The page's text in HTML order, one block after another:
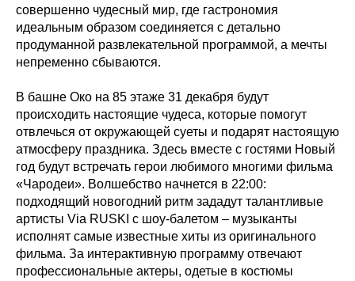
совершенно чудесный мир, где гастрономия
идеальным образом соединяется с детально
продуманной развлекательной программой, а мечты
непременно сбываются.
В башне Око на 85 этаже 31 декабря будут
происходить настоящие чудеса, которые помогут
отвлечься от окружающей суеты и подарят настоящую
атмосферу праздника. Здесь вместе с гостями Новый
год будут встречать герои любимого многими фильма
«Чародеи». Волшебство начнется в 22:00:
подходящий новогодний ритм зададут талантливые
артисты Via RUSKI с шоу-балетом – музыканты
исполнят самые известные хиты из оригинального
фильма. За интерактивную программу отвечают
профессиональные актеры, одетые в костюмы